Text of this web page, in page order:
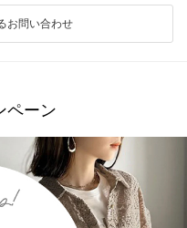
お問い合わせ
ペーン